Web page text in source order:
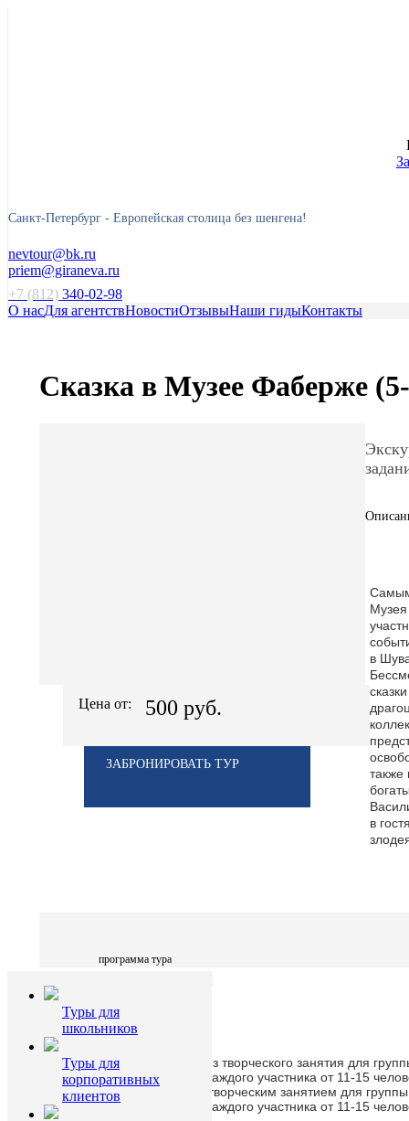
Санкт-Петербург - Европейская столица без шенгена!
nevtour@bk.ru
priem@giraneva.ru
+7 (812) 340-02-98
О насДля агентствНовостиОтзывыНаши гидыКонтакты
Сказка в Музее Фаберже
Цена от: 500 руб.
ЗАБРОНИРОВАТЬ ТУР
Музея
в
также
в
программа тура
стоимость
доп. экскурсии
Стоимость билетов
Стоимость экскурсии без творческого занятия для
человек, стоимость на каждого участника от 11-15
Стоимость экскурсии с творческим занятием для
человек, стоимость на каждого участника от 11-15
Туры для
школьников
Туры для
корпоративных
клиентов